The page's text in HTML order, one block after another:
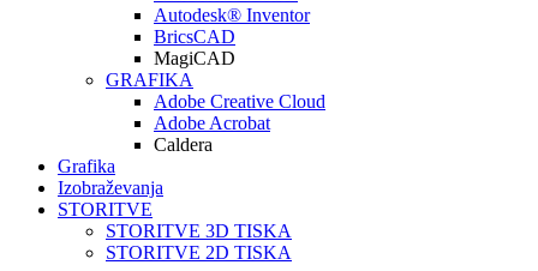
Autodesk® Inventor
BricsCAD
MagiCAD
GRAFIKA
Adobe Creative Cloud
Adobe Acrobat
Caldera
Grafika
Izobraževanja
STORITVE
STORITVE 3D TISKA
STORITVE 2D TISKA